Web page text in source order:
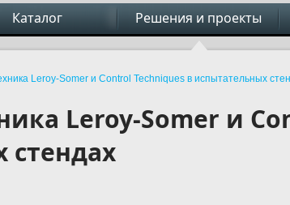
Каталог Решения и проекты
Leroy-Somer и Control Techniques в испытательных
Leroy-Somer и
стендах